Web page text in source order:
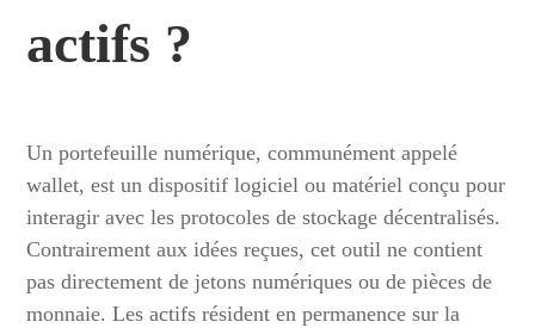
actifs ?
Un portefeuille numérique, communément appelé
wallet, est un dispositif logiciel ou matériel conçu pour
interagir avec les protocoles de stockage décentralisés.
Contrairement aux idées reçues, cet outil ne contient
pas directement de jetons numériques ou de pièces de
monnaie. Les actifs résident en permanence sur la